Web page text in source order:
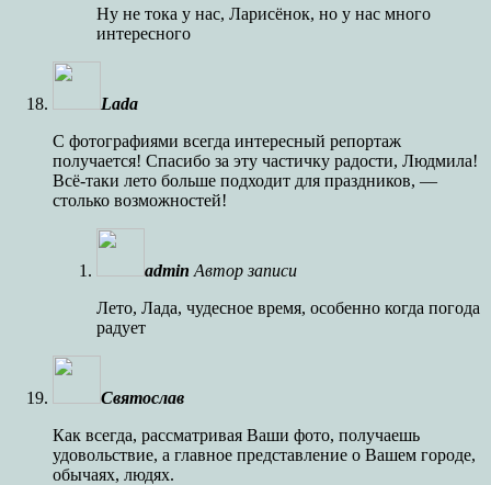
Ну не тока у нас, Ларисёнок, но у нас много
интересного
Lada
С фотографиями всегда интересный репортаж
получается! Спасибо за эту частичку радости, Людмила!
Всё-таки лето больше подходит для праздников, —
столько возможностей!
admin Автор записи
Лето, Лада, чудесное время, особенно когда погода
радует
Святослав
Как всегда, рассматривая Ваши фото, получаешь
удовольствие, а главное представление о Вашем городе,
обычаях, людях.